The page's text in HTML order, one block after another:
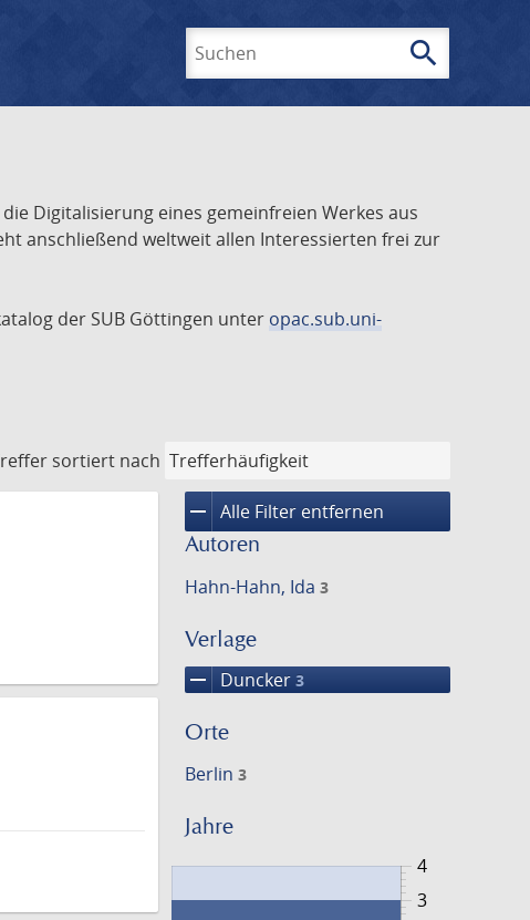
search
Digitalisierung eines gemeinfreien Werkes aus
anschließend weltweit allen Interessierten frei zur
der SUB Göttingen unter opac.sub.uni-
sortiert nach
remove Alle Filter entfernen
Autoren
Hahn-Hahn, Ida 3
Verlage
remove Duncker 3
Orte
Berlin 3
Jahre
4
3